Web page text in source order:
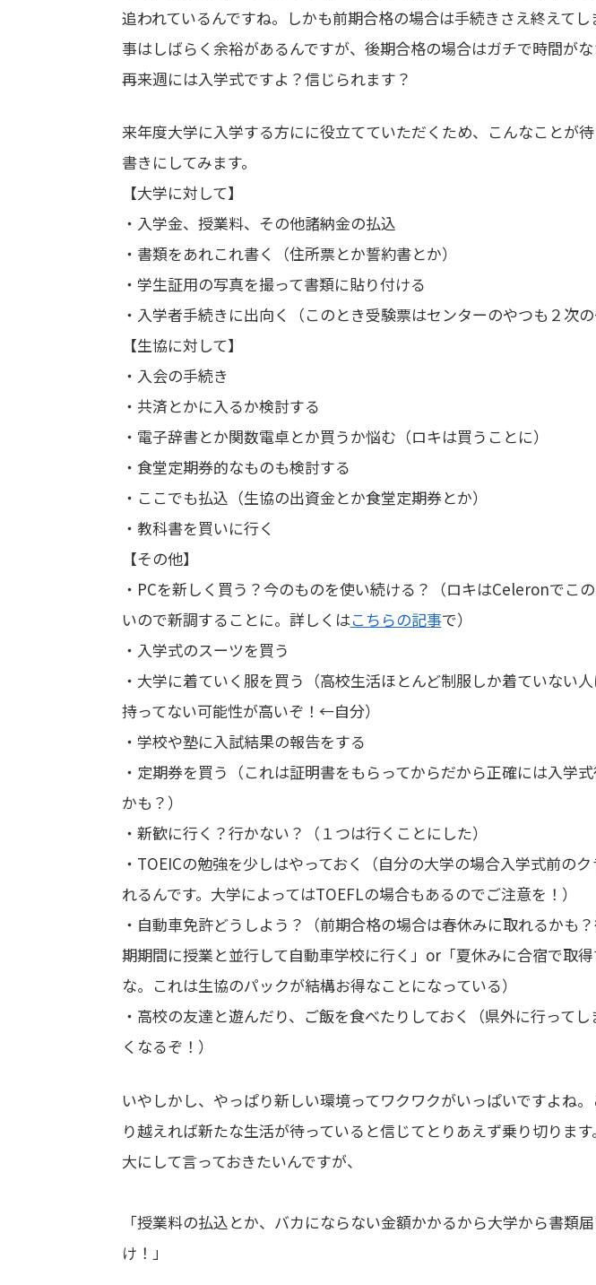
追われているんですね。しかも前期合格の場合は手続きさえ終えて
事はしばらく余裕があるんですが、後期合格の場合はガチで時間が
再来週には入学式ですよ？信じられます？
来年度大学に入学する方にに役立てていただくため、こんなことが
書きにしてみます。
【大学に対して】
・入学金、授業料、その他諸納金の払込
・書類をあれこれ書く（住所票とか誓約書とか）
・学生証用の写真を撮って書類に貼り付ける
・入学者手続きに出向く（このとき受験票はセンターのやつも２次の
【生協に対して】
・入会の手続き
・共済とかに入るか検討する
・電子辞書とか関数電卓とか買うか悩む（ロキは買うことに）
・食堂定期券的なものも検討する
・ここでも払込（生協の出資金とか食堂定期券とか）
・教科書を買いに行く
【その他】
・PCを新しく買う？今のものを使い続ける？（ロキはCeleronでこ
いので新調することに。詳しくはこちらの記事で）
・入学式のスーツを買う
・大学に着ていく服を買う（高校生活ほとんど制服しか着ていない
持ってない可能性が高いぞ！←自分）
・学校や塾に入試結果の報告をする
・定期券を買う（これは証明書をもらってからだから正確には入学
かも？）
・新歓に行く？行かない？（１つは行くことにした）
・TOEICの勉強を少しはやっておく（自分の大学の場合入学式前の
れるんです。大学によってはTOEFLの場合もあるのでご注意を！）
・自動車免許どうしよう？（前期合格の場合は春休みに取れるかも
期期間に授業と並行して自動車学校に行く」or「夏休みに合宿で取
な。これは生協のパックが結構お得なことになっている）
・高校の友達と遊んだり、ご飯を食べたりしておく（県外に行って
くなるぞ！）
いやしかし、やっぱり新しい環境ってワクワクがいっぱいですよね
り越えれば新たな生活が待っていると信じてとりあえず乗り切りま
大にして言っておきたいんですが、
「授業料の払込とか、バカにならない金額かかるから大学から書類
け！」